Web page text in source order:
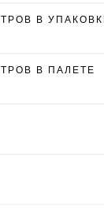
В
В ПАЛЕТЕ